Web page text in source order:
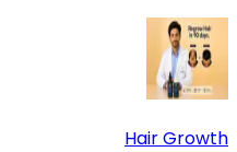
Hair Growth